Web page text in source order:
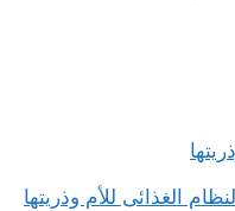
الغذائى للأم وذريتها